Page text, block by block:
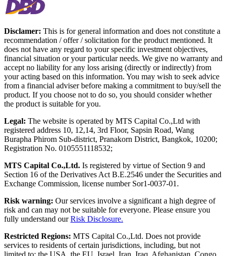
Disclamer: This is for general information and does not constitute a
recommendation / offer / solicitation for the product mentioned. It
does not have any regard to your specific investment objectives,
financial situation or your particular needs. We give no warranty and
accept no liability for any loss arising (directly or indirectly) from
your acting based on this information. You may wish to seek advice
from a financial adviser before making a commitment to buy/sell the
product. If you choose not to do so, you should consider whether
the product is suitable for you.
Legal: The website is operated by MTS Capital Co.,Ltd with
registered address 10, 12,14, 3rd Floor, Sapsin Road, Wang
Burapha Phirom Sub-district, Pranakorn District, Bangkok, 10200;
Registration No. 0105551118532;
MTS Capital Co.,Ltd. Is registered by virtue of Section 9 and
Section 16 of the Derivatives Act B.E.2546 under the Securities and
Exchange Commission, license number Sor1-0037-01.
Risk warning: Our services involve a significant a high degree of
risk and can may not be suitable for everyone. Please ensure you
fully understand ourRisk Disclosure.
Restricted Regions: MTS Capital Co.,Ltd. Does not provide
services to residents of certain jurisdictions, including, but not
limited to: the USA, the EU, Israel, Iran, Iraq, Afghanistan, Congo,